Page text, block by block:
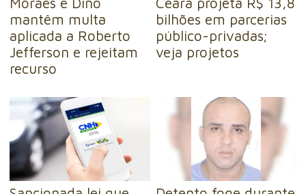
mantêm multa
aplicada a Roberto
Jefferson e rejeitam
recurso
bilhões em parcerias
público-privadas;
veja projetos